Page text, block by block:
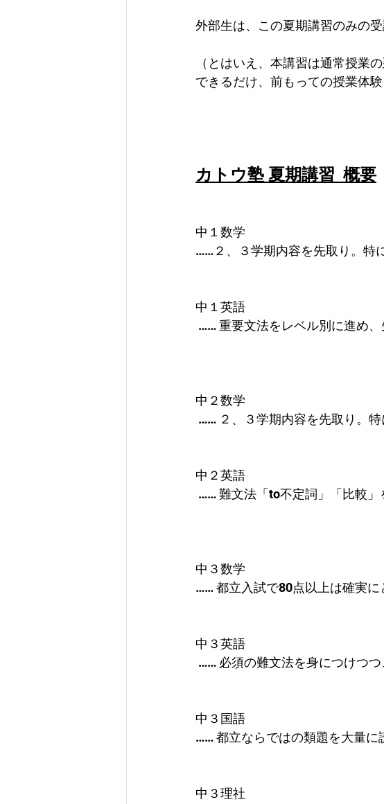
外部生は、この夏期講習のみの受
（とはいえ、本講習は通常授業の
できるだけ、前もっての授業体
カトウ塾 夏期講習  概要
中１数学
……２、３学期内容を先取り。特
中１英語
…… 重要文法をレベル別に進め、
中２数学
…… ２、３学期内容を先取り。特
中２英語
…… 難文法「to不定詞」「比較」
中３数学
…… 都立入試で80点以上は確実に
中３英語
…… 必須の難文法を身につけつつ
中３国語
…… 都立ならではの類題を大量に
中３理社